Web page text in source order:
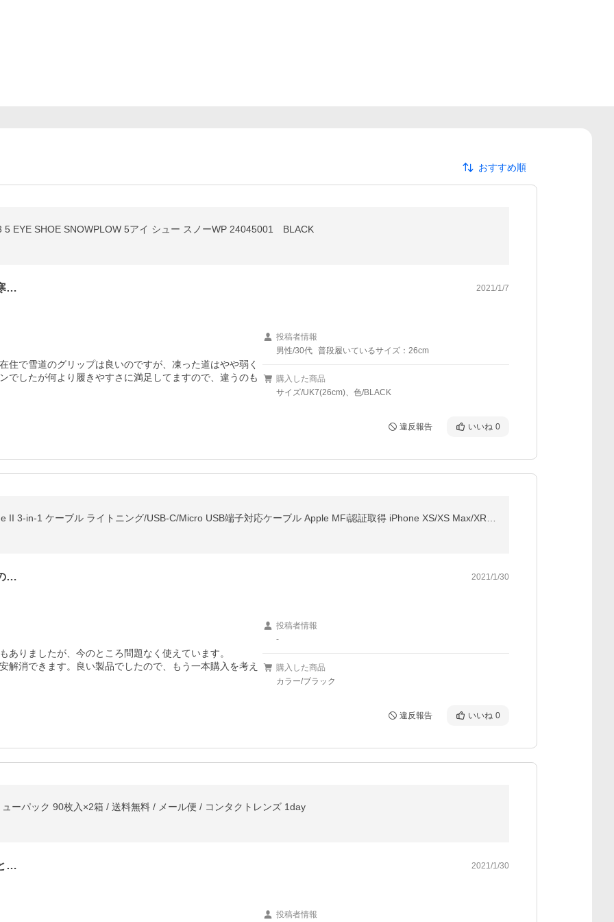
おすすめ順
5 EYE SHOE SNOWPLOW 5アイ シュー スノーWP 24045001 BLACK
… 2021/1/7
住で雪道のグリップは良いのですが、凍った道はやや弱く
でしたが何より履きやすさに満足してますので、違うのも
投稿者情報
男性/30代 普段履いているサイズ：26cm
購入した商品
サイズ/UK7(26cm)、色/BLACK
違反報告 いいね 0
… 2021/1/30
りましたが、今のところ問題なく使えています。
解消できます。良い製品でしたので、もう一本購入を考え
投稿者情報
-
購入した商品
カラー/ブラック
違反報告 いいね 0
ーパック 90枚入×2箱 / 送料無料 / メール便 / コンタクトレンズ 1day
… 2021/1/30
投稿者情報